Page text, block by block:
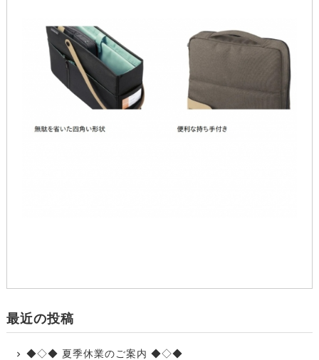
最近の投稿
◆◇◆ 夏季休業のご案内 ◆◇◆